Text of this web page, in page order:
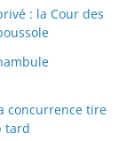
: la Cour des
concurrence tire
tard